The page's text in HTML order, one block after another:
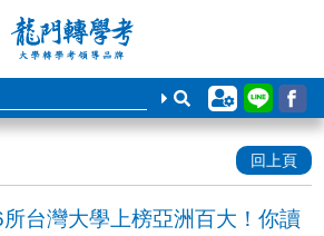
回上頁
台灣大學上榜亞洲百大！你讀